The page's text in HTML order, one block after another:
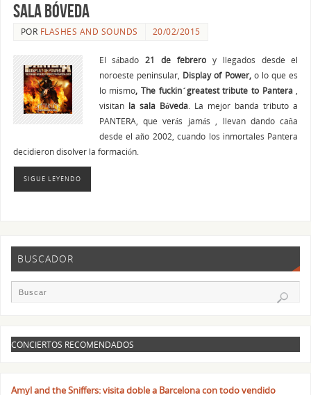
Sala Bóveda
POR FLASHES AND SOUNDS 20/02/2015
El sábado21 de febrero y llegados desde el
noroeste peninsular, Display of Power, o lo que es
lo mismo, The fuckin´greatest tribute to Pantera,
visitan la sala Bóveda. La mejor banda tributo a
PANTERA, que verás jamás , llevan dando caña
desde el año 2002, cuando los inmortales Pantera
decidieron disolver la formación.
SIGUE LEYENDO
BUSCADOR
CONCIERTOS RECOMENDADOS
Amyl and the Sniffers: visita doble a Barcelona con todo vendido